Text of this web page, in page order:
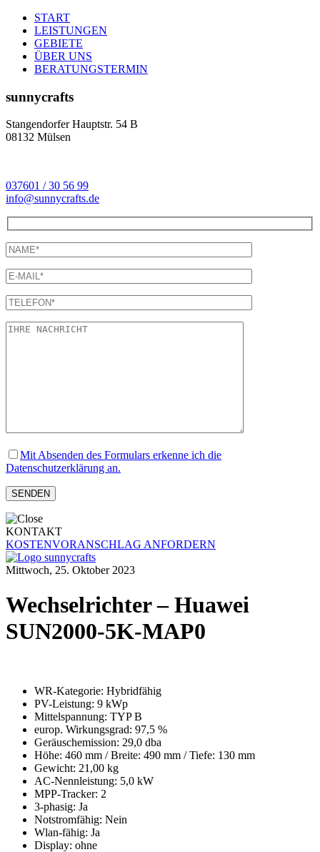
START
LEISTUNGEN
GEBIETE
ÜBER UNS
BERATUNGSTERMIN
sunnycrafts
Stangendorfer Hauptstr. 54 B
08132 Mülsen
037601 / 30 56 99
info@sunnycrafts.de
Mit Absenden des Formulars erkenne ich die
Datenschutzerklärung an.
KONTAKT
KOSTENVORANSCHLAG ANFORDERN
Mittwoch, 25. Oktober 2023
Wechselrichter – Huawei
SUN2000-5K-MAP0
WR-Kategorie: Hybridfähig
PV-Leistung: 9 kWp
Mittelspannung: TYP B
europ. Wirkungsgrad: 97,5 %
Geräuschemission: 29,0 dba
Höhe: 460 mm / Breite: 490 mm / Tiefe: 130 mm
Gewicht: 21,00 kg
AC-Nennleistung: 5,0 kW
MPP-Tracker: 2
3-phasig: Ja
Notstromfähig: Nein
Wlan-fähig: Ja
Display: ohne